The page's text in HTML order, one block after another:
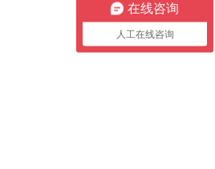
在线咨询
人工在线咨询